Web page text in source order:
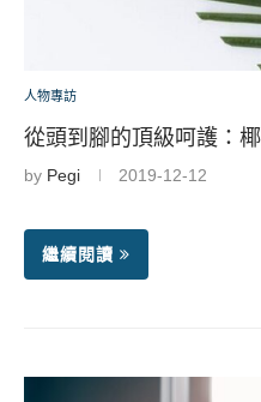
人物專訪
從頭到腳的頂級呵護：
by Pegi 2019-12-12
繼續閱讀